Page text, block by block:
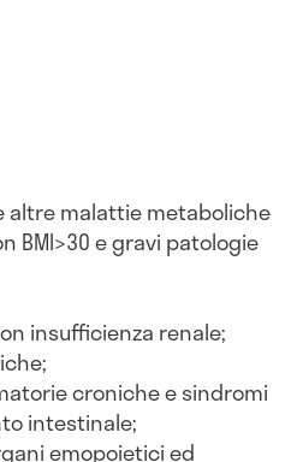
altre malattie metaboliche
BMI>30 e gravi patologie
insufficienza renale;
croniche e sindromi
intestinale;
emopoietici ed